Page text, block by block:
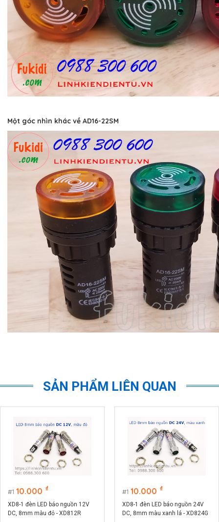
Một góc nhìn khác về AD16-22SM
SẢN PHẨM LIÊN QUAN
1 10.000 ₫
XD8-1 đèn LED báo nguồn 12V
DC, 8mm màu đỏ - XD812R
1 10.000 ₫
XD8-1 đèn LED báo nguồn 24V
DC, 8mm màu xanh lá - XD824G